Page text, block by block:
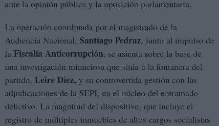
ante la opinión pública y la oposición parlamentaria.
La operación coordinada por el magistrado de la
Audiencia Nacional, Santiago Pedraz, junto al impulso de
la Fiscalía Anticorrupción, se asienta sobre la base de
una investigación minuciosa que sitúa a la fontanera del
partido, Leire Díez, y su controvertida gestión con las
adjudicaciones de la SEPI, en el núcleo del entramado
delictivo. La magnitud del dispositivo, que incluye el
registro de múltiples inmuebles de altos cargos socialistas